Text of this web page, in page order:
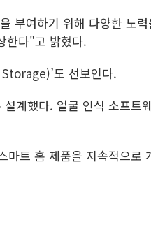
부여하기 위해 다양한 노
한다"고 밝혔다.
도 선보인다.
계했다. 얼굴 인식 소프트
마트 홈 제품을 지속적으로